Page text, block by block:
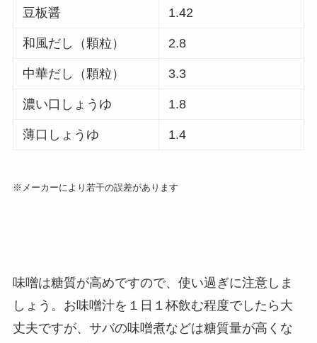
豆板醤 1.42
和風だし（顆粒） 2.8
中華だし（顆粒） 3.3
濃い口しょうゆ 1.8
薄口しょうゆ 1.4
※メーカーにより若干の誤差があります
味噌は糖質が高めですので、使い過ぎに注意しま
しょう。お味噌汁を１日１杯飲む程度でしたら大
丈夫ですが、サバの味噌煮などは糖質量が高くな